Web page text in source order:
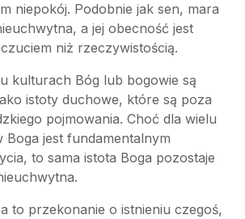
niepokój. Podobnie jak sen, mara
a jej obecność jest
niż rzeczywistością.
kulturach Bóg lub bogowie są
istoty duchowe, które są poza
pojmowania. Choć dla wielu
Boga jest fundamentalnym
to sama istota Boga pozostaje
to przekonanie o istnieniu czegoś,